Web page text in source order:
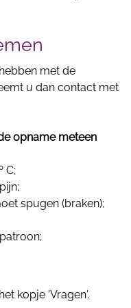
met de
u dan contact met
opname meteen
C;
spugen (braken);
kopje 'Vragen'.